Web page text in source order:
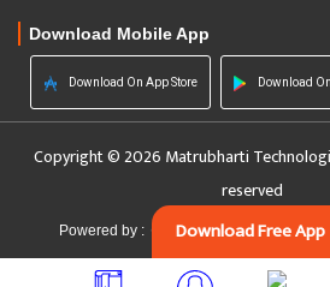
Download Mobile App
Download On App Store Download
Copyright © 2026 Matrubharti
reserved
Powered by : Custom Software
Download Free App